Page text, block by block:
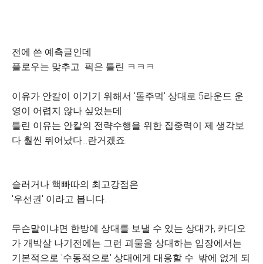
전에 쓴 예측글인데
플로우는 맞추고 픽은 틀린 ㅋㅋㅋ
이유가 안칼이 이기기 위해서 '돌주먹' 상대로 5라운드 운
영이 어렵지 않나 싶었는데
틀린 이유는 안칼의 전략수행을 위한 집중력이 제 생각보
다 훨씬 뛰어났다...란거겠죠.
슬러거나 핵빠따의 최고강점은
'우선권' 이라고 봅니다.
무슨말이냐면 한방에 상대를 보낼 수 있는 상대가, 카디오
가 개박살 나기전에는 그런 괴물을 상대하는 입장에서는
기본적으로 '수동적으로' 상대에게 대응할 수 밖에 없게 되